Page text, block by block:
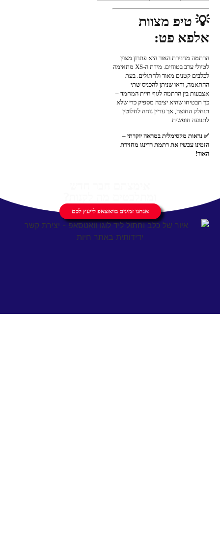
💡 טיפ מצוות
אלפא פט:
הרתמה מחזירת האור היא פתרון מצוין
לטיולי ערב בטוחים. מידת ה-XS מתאימה
לכלבים קטנים מאוד ולחתולים. בעת
ההתאמה, ודאו שניתן להכניס שתי
אצבעות בין הרתמה לגוף חיית המחמד –
כך תבטיחו שהיא יציבה מספיק כדי שלא
תוחלק החוצה, אך עדיין נוחה לחלוטין
לתנועה חופשית.
✅ נראות מקסימלית במראה יוקרתי –
הזמינו עכשיו את רתמת רדינגו מחזירת
האור!
אנחנו זמינים בוואצאפ לייעץ לכם